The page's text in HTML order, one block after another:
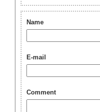
Name
E-mail
Comment